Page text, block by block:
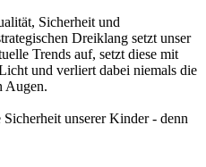
Sicherheit und
Dreiklang setzt unser
Trends auf, setzt diese mit
und verliert dabei niemals die
Augen.
unserer Kinder - denn